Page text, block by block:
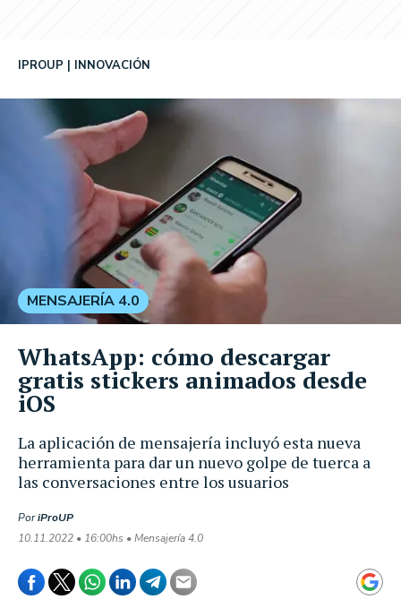
La aplicación de mensajería incluyó esta nueva
herramienta para dar un nuevo golpe de tuerca a
las conversaciones entre los usuarios
IPROUP INNOVACIÓN
PoriProUP
10.11.2022 • 16:00hs • Mensajería 4.0
MENSAJERÍA 4.0
WhatsApp: cómo descargar
gratis stickers animados desde
iOS